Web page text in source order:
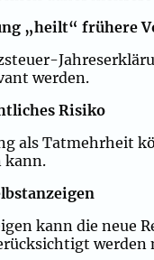
„heilt“ frühere
werden.
Risiko
als Tatmehrheit
kann.
kann die neue
werden